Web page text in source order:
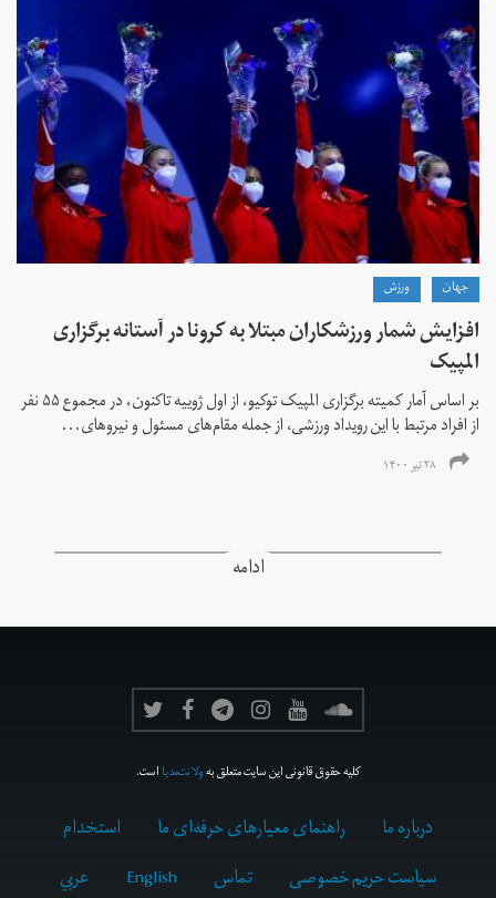
جهان ورزش
افزایش شمار ورزشکاران مبتلا به کرونا در آستانه برگزاری
المپیک
بر اساس آمار کمیته برگزاری المپیک توکیو، از اول ژوییه تاکنون، در مجموع ۵۵ نفر
از افراد مرتبط با این رویداد ورزشی، از جمله مقام‌های مسئول و نیروهای...
۲۸ تیر ۱۴۰۰
ادامه
کلیه حقوق قانونی این سایت متعلق بهولانت‌مدیااست.
درباره ما راهنمای معیارهای حرفه‌ای ما
استخدام
سیاست حریم خصوصی
تماس English عربي